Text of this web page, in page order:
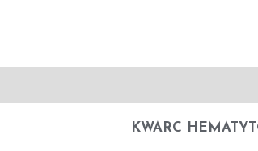
KWARC